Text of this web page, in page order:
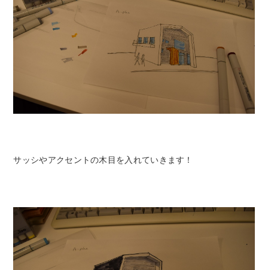
サッシやアクセントの木目を入れていきます！